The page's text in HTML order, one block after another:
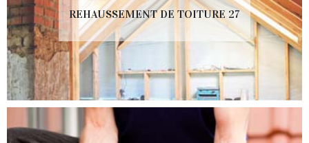
REHAUSSEMENT DE TOITURE 27